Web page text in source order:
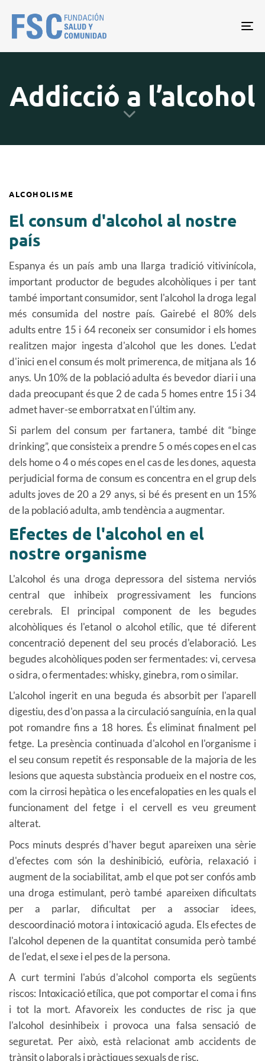
Addicció a l’alcohol
ALCOHOLISME
El consum d'alcohol al nostre
país
Espanya és un país amb una llarga tradició vitivinícola,
important productor de begudes alcohòliques i per tant
també important consumidor, sent l'alcohol la droga legal
més consumida del nostre país. Gairebé el 80% dels
adults entre 15 i 64 reconeix ser consumidor i els homes
realitzen major ingesta d'alcohol que les dones. L'edat
d'inici en el consum és molt primerenca, de mitjana als 16
anys. Un 10% de la població adulta és bevedor diari i una
dada preocupant és que 2 de cada 5 homes entre 15 i 34
admet haver-se emborratxat en l'últim any.
Si parlem del consum per fartanera, també dit “binge
drinking”, que consisteix a prendre 5 o més copes en el cas
dels home o 4 o més copes en el cas de les dones, aquesta
perjudicial forma de consum es concentra en el grup dels
adults joves de 20 a 29 anys, si bé és present en un 15%
de la població adulta, amb tendència a augmentar.
Efectes de l'alcohol en el
nostre organisme
L'alcohol és una droga depressora del sistema nerviós
central que inhibeix progressivament les funcions
cerebrals. El principal component de les begudes
alcohòliques és l'etanol o alcohol etílic, que té diferent
concentració depenent del seu procés d'elaboració. Les
begudes alcohòliques poden ser fermentades: vi, cervesa
o sidra, o fermentades: whisky, ginebra, rom o similar.
L'alcohol ingerit en una beguda és absorbit per l'aparell
digestiu, des d'on passa a la circulació sanguínia, en la qual
pot romandre fins a 18 hores. És eliminat finalment pel
fetge. La presència continuada d'alcohol en l'organisme i
el seu consum repetit és responsable de la majoria de les
lesions que aquesta substància produeix en el nostre cos,
com la cirrosi hepàtica o les encefalopaties en les quals el
funcionament del fetge i el cervell es veu greument
alterat.
Pocs minuts després d'haver begut apareixen una sèrie
d'efectes com són la deshinibició, eufòria, relaxació i
augment de la sociabilitat, amb el que pot ser confós amb
una droga estimulant, però també apareixen dificultats
per a parlar, dificultat per a associar idees,
descoordinació motora i intoxicació aguda. Els efectes de
l'alcohol depenen de la quantitat consumida però també
de l'edat, el sexe i el pes de la persona.
A curt termini l'abús d'alcohol comporta els següents
riscos: Intoxicació etílica, que pot comportar el coma i fins
i tot la mort. Afavoreix les conductes de risc ja que
l'alcohol desinhibeix i provoca una falsa sensació de
seguretat. Per això, està relacionat amb accidents de
trànsit o laborals i pràctiques sexuals de risc.